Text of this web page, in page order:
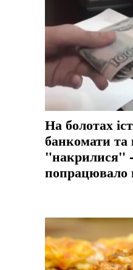
На болотах
банкомати та
"накрилися"
попрацювало